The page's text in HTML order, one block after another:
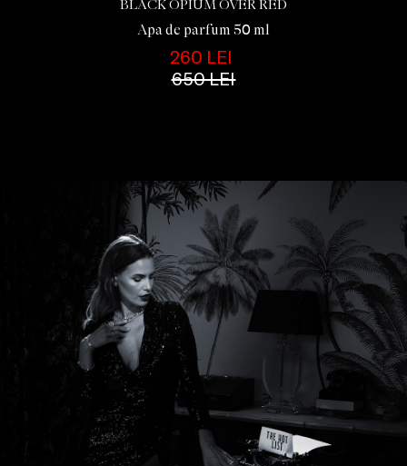
BLACK OPIUM OVER RED
Apa de parfum 50 ml
260 LEI
650 LEI